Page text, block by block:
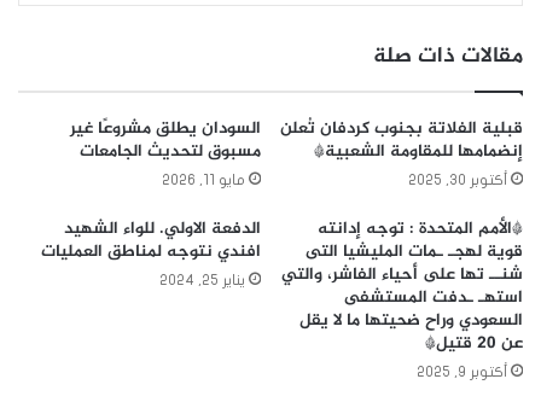
مقالات ذات صلة
قبلية الفلاتة بجنوب كردفان تُعلن
إنضمامها للمقاومة الشعبية*
أكتوبر 30, 2025
السودان يطلق مشروعًا غير
مسبوق لتحديث الجامعات
مايو 11, 2026
*الأمم المتحدة : توجه إدانته
قوية لهجـ ـمات المليشيا التى
شنــ تها على أحياء الفاشر، والتي
استهـ ـدفت المستشفى
السعودي وراح ضحيتها ما لا يقل
عن 20 قتيل*
أكتوبر 9, 2025
الدفعة الاولي. للواء الشهيد
افندي نتوجه لمناطق العمليات
يناير 25, 2024